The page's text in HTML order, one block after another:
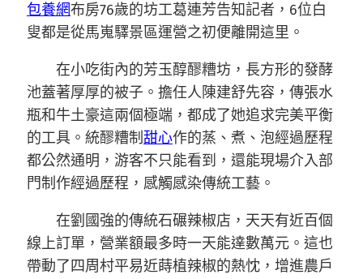
包養網布房76歲的坊工葛連芳告知記者，6位白
叟都是從馬嵬驛景區運營之初便離開這里。
在小吃街內的芳玉醇醪糟坊，長方形的發酵
池蓋著厚厚的被子。擔任人陳建舒先容，傳張水
瓶和牛土豪這兩個極端，都成了她追求完美平衡
的工具。統醪糟制甜心作的蒸、煮、泡經過歷程
都公然通明，游客不只能看到，還能現場介入部
門制作經過歷程，感觸感染傳統工藝。
在劉國強的傳統石碾辣椒店，天天有近百個
線上訂單，營業額最多時一天能達數萬元。這也
帶動了四周村平易近蒔植辣椒的熱忱，增進農戶